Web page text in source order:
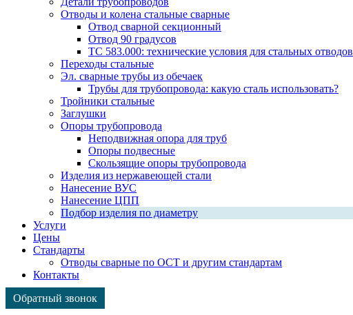
Отводы и колена стальные сварные
Отвод сварной секционный
Отвод 90 градусов
ТС 583.000: технические условия для стальных отводов
Переходы стальные
Эл. сварные трубы из обечаек
Трубы для трубопровода: какую сталь использовать?
Тройники стальные
Заглушки
Опоры трубопровода
Неподвижная опора для труб
Опоры подвесные
Скользящие опоры трубопровода
Изделия из нержавеющей стали
Нанесение ВУС
Нанесение ЦПП
Подбор изделия по диаметру
Услуги
Цены
Стандарты
Отводы сварные по ОСТ и другим стандартам
Контакты
Обратный звонок